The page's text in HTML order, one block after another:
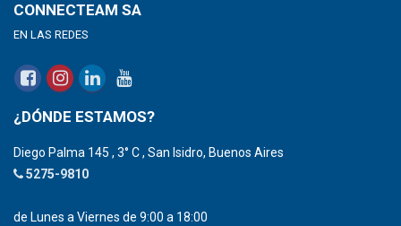
CONNECTEAM SA
EN LAS REDES
¿DÓNDE ESTAMOS?
Diego Palma 145 , 3° C , San Isidro, Buenos Aires
5275-9810
de Lunes a Viernes de 9:00 a 18:00